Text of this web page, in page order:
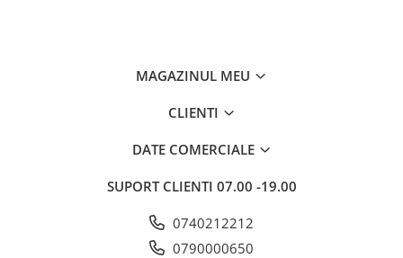
MAGAZINUL MEU
CLIENTI
DATE COMERCIALE
SUPORT CLIENTI 07.00 -19.00
0740212212
0790000650